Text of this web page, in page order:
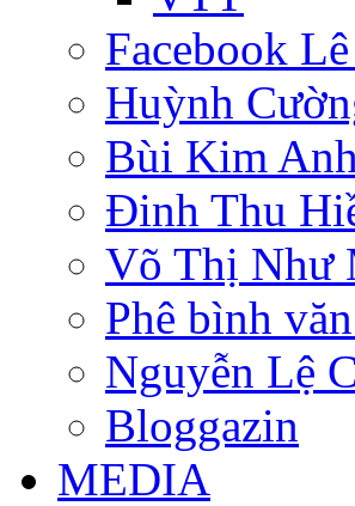
Facebook
Huỳnh
Bùi Kim Anh
Đinh Thu
Võ Thị Như
Phê bình
Nguyễn Lệ
Bloggazin
MEDIA